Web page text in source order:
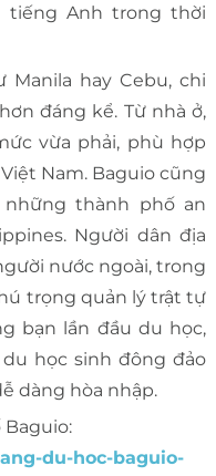
tiếng Anh trong thời
Manila hay Cebu, chi
đáng kể. Từ nhà ở,
vừa phải, phù hợp
Nam. Baguio cũng
thành phố an
Người dân địa
nước ngoài, trong
trọng quản lý trật tự
bạn lần đầu du học,
học sinh đông đảo
dàng hòa nhập.
du-hoc-baguio-